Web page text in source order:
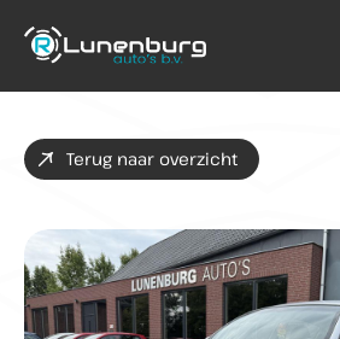
Home
Aanbod
Diensten
Terug naar overzicht